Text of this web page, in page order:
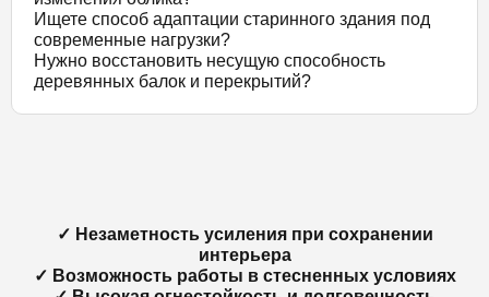
Ищете способ адаптации старинного здания под
современные нагрузки?
Нужно восстановить несущую способность
деревянных балок и перекрытий?
✓ Незаметность усиления при сохранении
интерьера
✓ Возможность работы в стесненных условиях